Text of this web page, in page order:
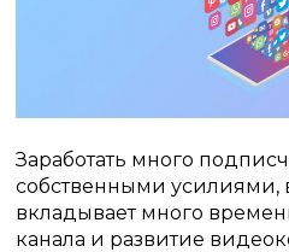
Заработать много
собственными усилиями,
вкладывает много
канала и развитие